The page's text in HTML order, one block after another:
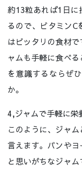
約13粒あれば1日に
るので、ビタミンC
はピッタリの食材
ャムも手軽に食べ
を意識するならぜ
か。
4,ジャムで手軽に栄
このように、ジャ
言えます。パンや
と思いがちなジャ